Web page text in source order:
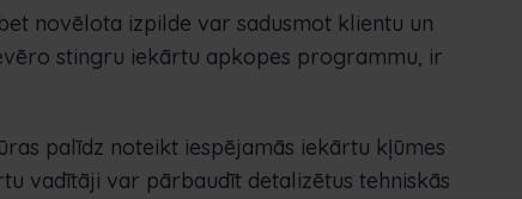
novēlota izpilde var sadusmot klientu un
stingru iekārtu apkopes programmu, ir
palīdz noteikt iespējamās iekārtu kļūmes
vadītāji var pārbaudīt detalizētus tehniskās